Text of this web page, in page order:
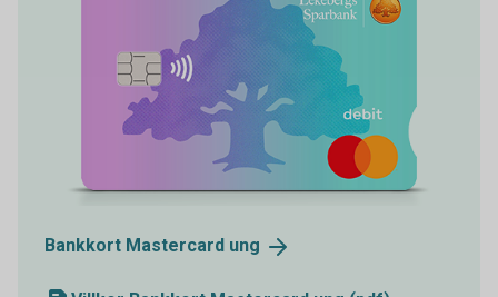
Bankkort Mastercard ung